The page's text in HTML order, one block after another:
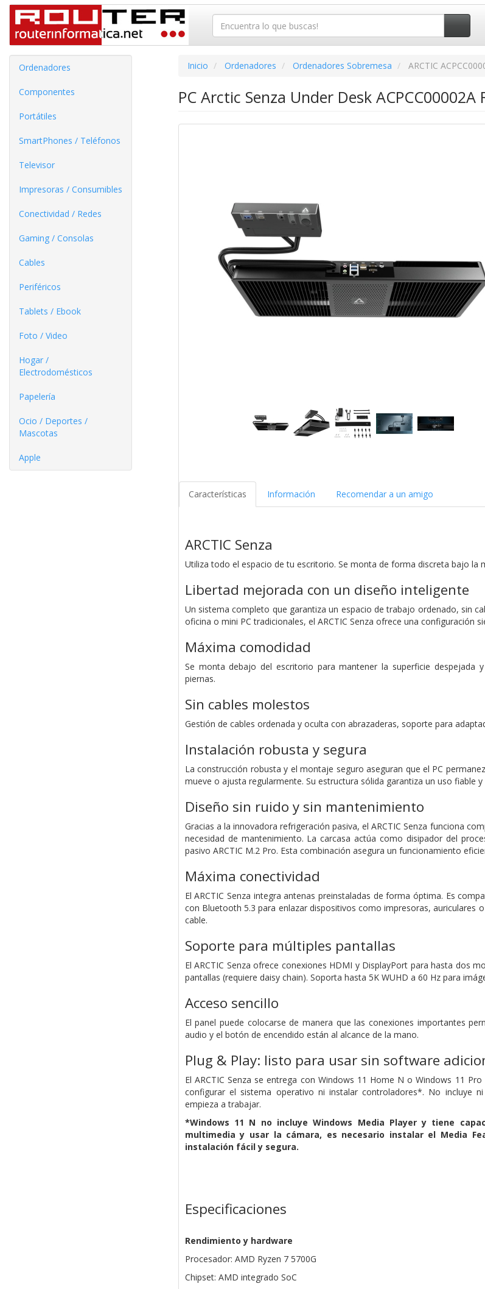
Ordenadores
Componentes
Portátiles
SmartPhones / Teléfonos
Televisor
Impresoras / Consumibles
Conectividad / Redes
Gaming / Consolas
Cables
Periféricos
Tablets / Ebook
Foto / Video
Hogar /
Electrodomésticos
Papelería
Ocio / Deportes /
Mascotas
Apple
Inicio Ordenadores Ordenadores Sobremesa ARCTIC
PC Arctic Senza Under Desk
Características Información Recomendar a un amigo
ARCTIC Senza
Utiliza todo el espacio de tu escritorio. Se monta de forma discreta bajo la
Libertad mejorada con un diseño inteligente
Un sistema completo que garantiza un espacio de trabajo ordenado, sin
oficina o mini PC tradicionales, el ARCTIC Senza ofrece una configuración
Máxima comodidad
Se monta debajo del escritorio para mantener la superficie despejada
piernas.
Sin cables molestos
Gestión de cables ordenada y oculta con abrazaderas, soporte para
Instalación robusta y segura
La construcción robusta y el montaje seguro aseguran que el PC
mueve o ajusta regularmente. Su estructura sólida garantiza un uso fiable y
Diseño sin ruido y sin mantenimiento
Gracias a la innovadora refrigeración pasiva, el ARCTIC Senza funciona
necesidad de mantenimiento. La carcasa actúa como disipador del
pasivo ARCTIC M.2 Pro. Esta combinación asegura un funcionamiento
Máxima conectividad
El ARCTIC Senza integra antenas preinstaladas de forma óptima. Es
con Bluetooth 5.3 para enlazar dispositivos como impresoras, auriculares
cable.
Soporte para múltiples pantallas
El ARCTIC Senza ofrece conexiones HDMI y DisplayPort para hasta dos
pantallas (requiere daisy chain). Soporta hasta 5K WUHD a 60 Hz para
Acceso sencillo
El panel puede colocarse de manera que las conexiones importantes
audio y el botón de encendido están al alcance de la mano.
Plug & Play: listo para usar sin software
El ARCTIC Senza se entrega con Windows 11 Home N o Windows 11
configurar el sistema operativo ni instalar controladores*. No incluye
empieza a trabajar.
*Windows 11 N no incluye Windows Media Player y tiene
multimedia y usar la cámara, es necesario instalar el Media
instalación fácil y segura.
Especificaciones
Rendimiento y hardware
Procesador: AMD Ryzen 7 5700G
Chipset: AMD integrado SoC